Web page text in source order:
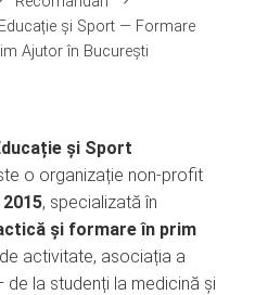
și Sport — Formare
Ajutor în București
și Sport
o organizație non-profit
2015, specializată în
și formare în prim
activitate, asociația a
de la studenți la medicină și